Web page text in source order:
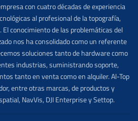
con cuatro décadas de experiencia
al profesional de la topografía,
conocimiento de las problemáticas del
nos ha consolidado como un referente
soluciones tanto de hardware como
industrias, suministrando soporte,
tanto en venta como en alquiler. Al-Top
entre otras marcas, de productos y
NavVis, DJI Enterprise y Settop.